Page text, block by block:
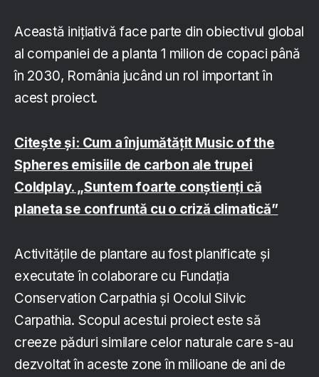
Această inițiativă face parte din obiectivul global
al companiei de a planta 1 milion de copaci până
în 2030, România jucând un rol important în
acest proiect.
Citește și: Cum a înjumătățit Music of the
Spheres emisiile de carbon ale trupei
Coldplay. „Suntem foarte conștienți că
planeta se confruntă cu o criză climatică”
Activitățile de plantare au fost planificate și
executate în colaborare cu Fundația
Conservation Carpathia și Ocolul Silvic
Carpathia. Scopul acestui proiect este să
creeze păduri similare celor naturale care s-au
dezvoltat în aceste zone în milioane de ani de